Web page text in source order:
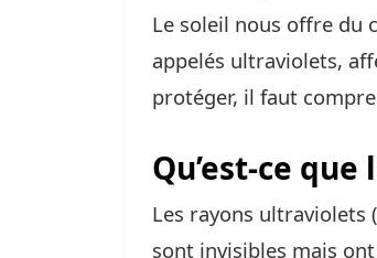
Le soleil nous offre du
appelés ultraviolets,
protéger, il faut
Qu’est-ce que
Les rayons ultraviolets
sont invisibles mais